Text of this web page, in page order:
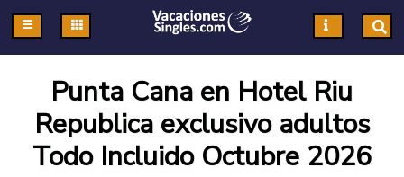
Punta Cana en Hotel Riu
Republica exclusivo adultos
Todo Incluido Octubre 2026